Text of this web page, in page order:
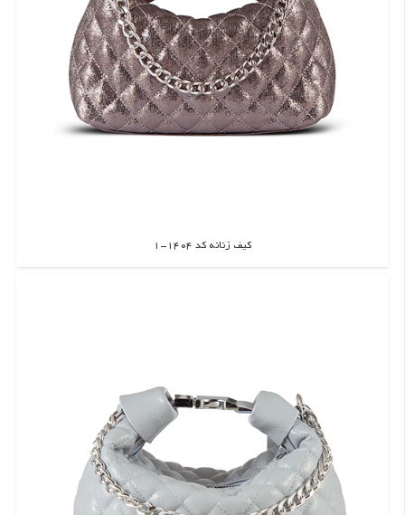
کیف زنانه کد 1404-1
اطلاعات بیشتر